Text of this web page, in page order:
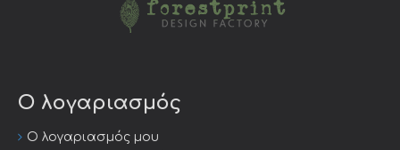
Ο λογαριασμός
Ο λογαριασμός μου